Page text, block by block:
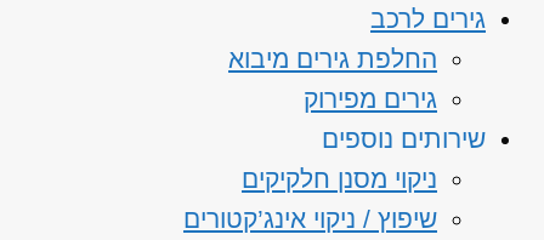
גירים לרכב
החלפת גירים מיבוא
גירים מפירוק
שירותים נוספים
ניקוי מסנן חלקיקים
שיפוץ / ניקוי אינג’קטורים